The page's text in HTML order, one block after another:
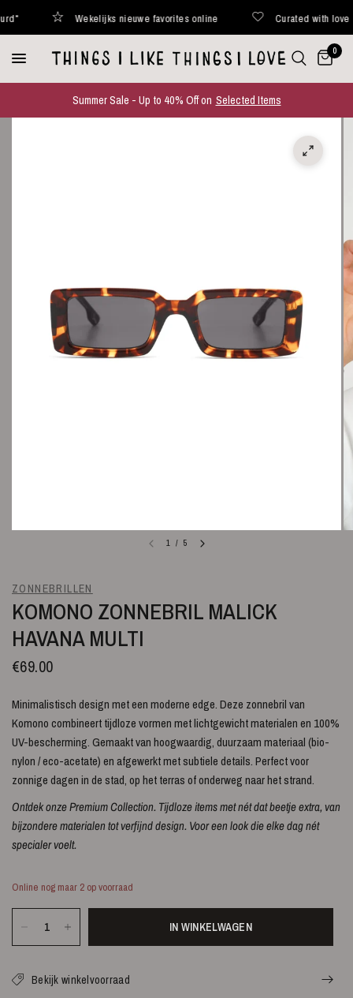
Wekelijks nieuwe favorites online Curated with love
0
Summer Sale - Up to 40% Off on Selected Items
1 / 5
ZONNEBRILLEN
KOMONO ZONNEBRIL MALICK
HAVANA MULTI
€69.00
Minimalistisch design met een moderne edge. Deze zonnebril van
Komono combineert tijdloze vormen met lichtgewicht materialen en 100%
UV-bescherming. Gemaakt van hoogwaardig, duurzaam materiaal (bio-
nylon / eco-acetate) en afgewerkt met subtiele details. Perfect voor
zonnige dagen in de stad, op het terras of onderweg naar het strand.
Ontdek onze Premium Collection. Tijdloze items met nét dat beetje extra, van
bijzondere materialen tot verfijnd design. Voor een look die elke dag nét
specialer voelt.
Online nog maar 2 op voorraad
IN WINKELWAGEN
Bekijk winkelvoorraad